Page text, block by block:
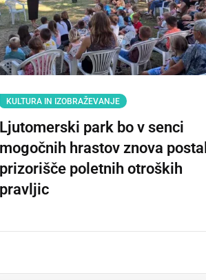
KULTURA IN IZOBRAŽEVANJE
Ljutomerski park bo v senci
mogočnih hrastov znova postal
prizorišče poletnih otroških
pravljic